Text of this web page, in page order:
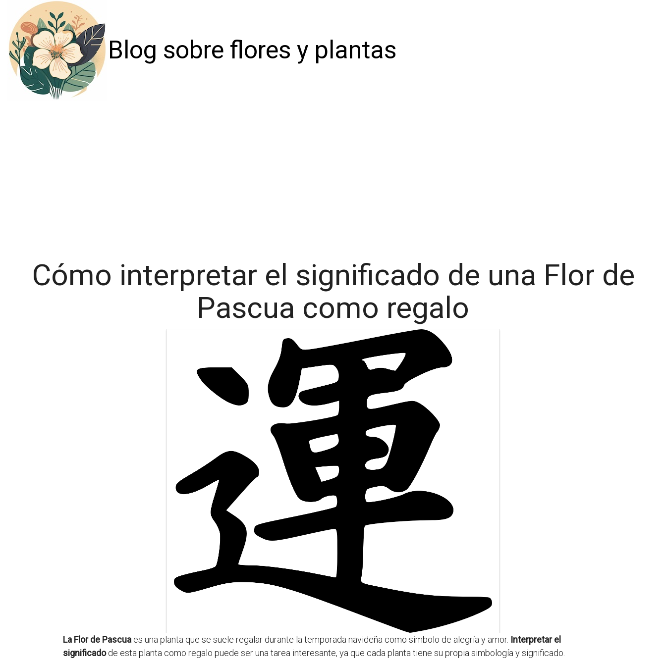
Blog sobre flores y plantas
Cómo interpretar el significado de una Flor de
Pascua como regalo
La Flor de Pascua es una planta que se suele regalar durante la temporada navideña como símbolo de alegría y amor. Interpretar el
significadode esta planta como regalo puede ser una tarea interesante, ya que cada planta tiene su propia simbología y significado.